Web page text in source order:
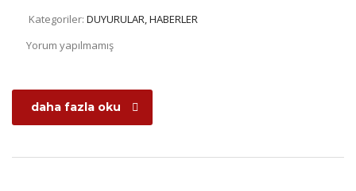
Kategoriler: DUYURULAR, HABERLER
Yorum yapılmamış
daha fazla oku